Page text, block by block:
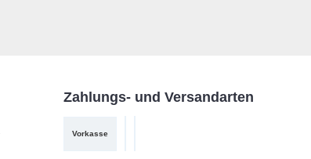
Zahlungs- und Versandarten
Vorkasse